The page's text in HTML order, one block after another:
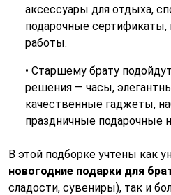
аксессуары для отдыха,
подарочные
работы.
• Старшему брату
решения — часы,
качественные гаджеты,
праздничные подарочные
В этой подборке учтены как
новогодние подарки для
сладости, сувениры), так и